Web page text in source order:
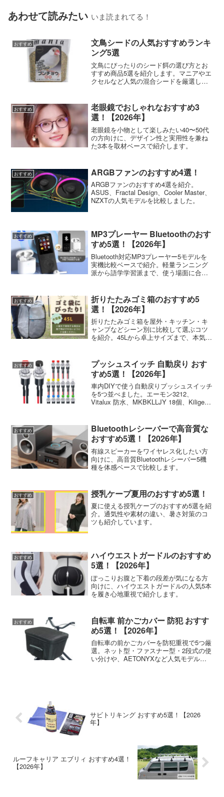
あわせて読みたい いま読まれてる！
おすすめ
文鳥シードの人気おすすめランキ
ング5選
文鳥にぴったりのシード餌の選び方とお
すすめ商品5選を紹介します。マニアやエ
クセルなど人気の混合シードを厳選しま
おすすめ
老眼鏡でおしゃれなおすすめ3
選！【2026年】
老眼鏡を小物として楽しみたい40〜50代
の方向けに、デザイン性と実用性を兼ね
た3本を取材ベースで紹介します。
おすすめ ARGBファンのおすすめ4選！
ARGBファンのおすすめ4選を紹介。
ASUS、Fractal Design、Cooler Master、
NZXTの人気モデルを比較しました。
おすすめ
MP3プレーヤー Bluetoothのおす
すめ5選！【2026年】
Bluetooth対応MP3プレーヤー5モデルを
実機比較ベースで紹介。軽量ランニング
派から語学学習派まで、使う場面に合う
おすすめ
折りたたみゴミ箱のおすすめ5
選！【2026年】
折りたたみゴミ箱を屋外・キッチン・キ
ャンプなどシーン別に比較して選ぶコツ
を紹介。45Lから卓上サイズまで、本気で
おすすめ
プッシュスイッチ 自動戻り おす
すめ5選！【2026年】
車内DIYで使う自動戻りプッシュスイッチ
を5つ並べました。エーモン3212、
Vitalux 防水、MKBKLLJY 18個、Kiligen
おすすめ
Bluetoothレシーバーで高音質な
おすすめ5選！【2026年】
有線スピーカーをワイヤレス化したい方
向けに、高音質Bluetoothレシーバー5機
種を体感ベースで比較します。
おすすめ 授乳ケープ夏用のおすすめ5選！
夏に使える授乳ケープのおすすめ5選を紹
介。通気性や素材の違い、暑さ対策のコ
ツも紹介しています。
おすすめ
ハイウエストガードルのおすすめ
5選！【2026年】
ぽっこりお腹と下着の段差が気になる方
向けに、ハイウエストガードルの人気5本
を履き心地重視で紹介します。
おすすめ
自転車 前かごカバー 防犯 おすす
め5選！【2026年】
自転車の前かごカバーを防犯重視で5つ厳
選。ネット型・ファスナー型・2段式の使
い分けや、AETONYXなど人気モデルの
サビトリキング おすすめ5選！【2026
年】
ルーフキャリア エブリィ おすすめ4選！
【2026年】